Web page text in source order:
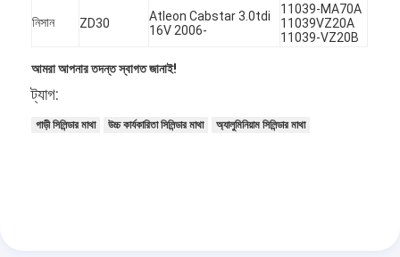
নিসান ZD30
Atleon Cabstar 3.0tdi
16V 2006-
11039-MA70A
11039VZ20A
11039-VZ20B
আমরা আপনার তদন্ত স্বাগত জানাই!
ট্যাগ:
গাড়ী সিলিন্ডার মাথা উচ্চ কার্যকারিতা সিলিন্ডার মাথা অ্যালুমিনিয়াম সিলিন্ডার মাথা